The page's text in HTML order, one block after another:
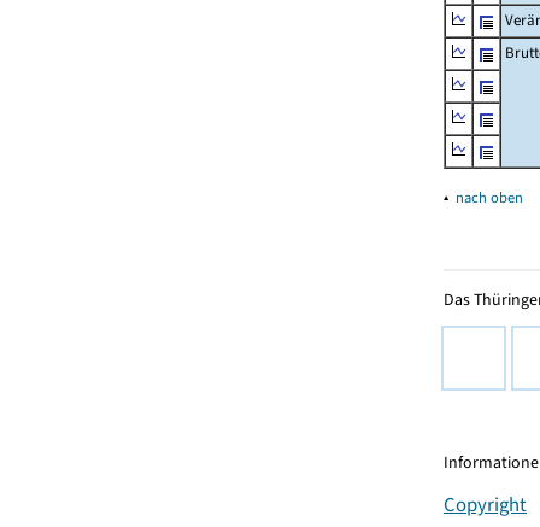
▴ nach oben
Das
Copyright